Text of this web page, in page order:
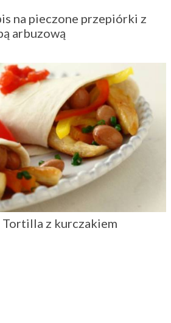
na pieczone przepiórki z
arbuzową
Tortilla z kurczakiem